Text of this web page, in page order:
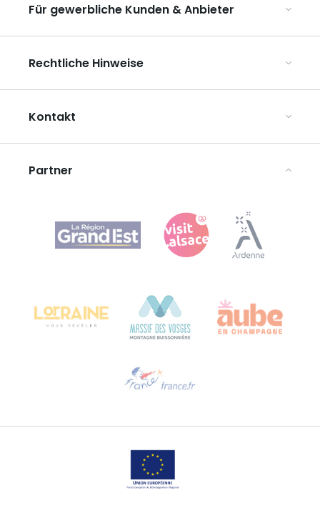
Die Weihnachtsmärkte im Grand Est
Ribeauvillé, zwischen Weinbergen und Bergen
Unsere UNESCO-Welterbestätten
Für gewerbliche Kunden & Anbieter
Organisieren Sie Ihre Gruppenreisen
ART GE kennenlernen
Mediaroom
Rechtliche Hinweise
Datenschutzbestimmungen
Rechtliche Hinweise
Kontakt
Agence Régionale du Tourisme Grand Est
Bureau de Colmar (Hauptverwaltung)
Sprechen Sie uns per E-Mail an
Partner